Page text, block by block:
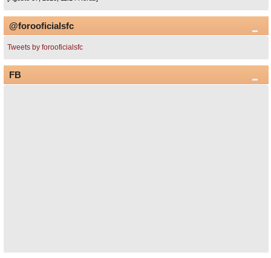
@forooficialsfc
Tweets by forooficialsfc
FB